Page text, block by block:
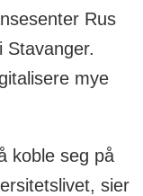
Rus
Stavanger.
mye
koble seg på
sier